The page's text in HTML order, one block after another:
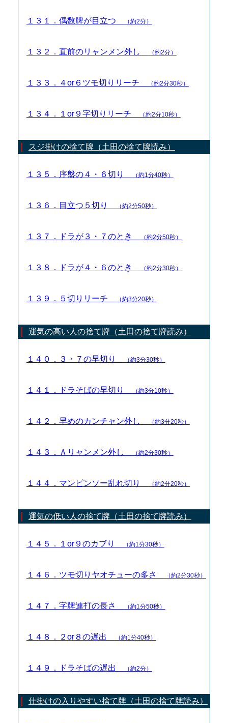
１３１．偶数牌が目立つ （約2分）
１３２．直前のリャンメン外し （約2分）
１３３．４or６ツモ切りリーチ （約2分30秒）
１３４．１or９字切りリーチ （約2分10秒）
スジ掛けの捨て牌（土田の捨て牌読み）
１３５．序盤の４・６切り （約1分40秒）
１３６．目立つ５切り （約2分50秒）
１３７．ドラが３・７のとき （約2分50秒）
１３８．ドラが４・６のとき （約2分30秒）
１３９．５切りリーチ （約3分20秒）
運気の高い人の捨て牌（土田の捨て牌読み）
１４０．３・７の早切り （約3分30秒）
１４１．ドラそばの早切り （約3分10秒）
１４２．早めのカンチャン外し （約3分20秒）
１４３．Ａリャンメン外し （約2分30秒）
１４４．マンピンソー乱れ切り （約2分20秒）
運気の低い人の捨て牌（土田の捨て牌読み）
１４５．１or９のカブり （約1分30秒）
１４６．ツモ切りヤオチューの多さ （約2分30秒）
１４７．字牌連打の長さ （約1分50秒）
１４８．２or８の遅出 （約1分40秒）
１４９．ドラそばの遅出 （約2分）
仕掛けの入りやすい捨て牌（土田の捨て牌読み）